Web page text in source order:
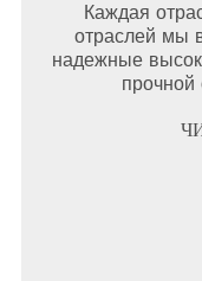
Каждая
отраслей мы
надежные